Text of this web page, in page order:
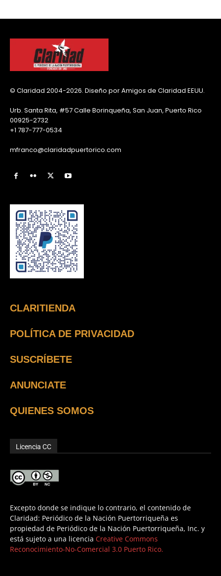
© Claridad 2004-2026. Diseño por Amigos de Claridad EEUU.
Urb. Santa Rita, #57 Calle Borinqueña, San Juan, Puerto Rico
00925-2732
+1 787-777-0534
mfranco@claridadpuertorico.com
CLARITIENDA
POLÍTICA DE PRIVACIDAD
SUSCRÍBETE
ANUNCIATE
QUIENES SOMOS
Licencia CC
Excepto donde se indique lo contrario, el contenido de
Claridad: Periódico de la Nación Puertorriqueña es
propiedad de Periódico de la Nación Puertorriqueña, Inc. y
está sujeto a una licencia Creative Commons
Reconocimiento-No-Comercial 3.0 Puerto Rico.